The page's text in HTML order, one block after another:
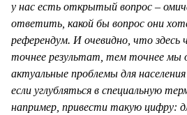
у нас есть открытый вопрос –
ответить, какой бы вопрос они
референдум. И очевидно, что
точнее результат, тем точнее мы
актуальные проблемы для
если углубляться в специальную
например, привести такую цифру: